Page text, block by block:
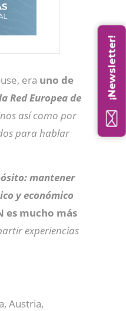
era uno de
Red Europea de
así como por
para hablar
mantener
y económico
es mucho más
experiencias
Austria,
¡Newsletter!